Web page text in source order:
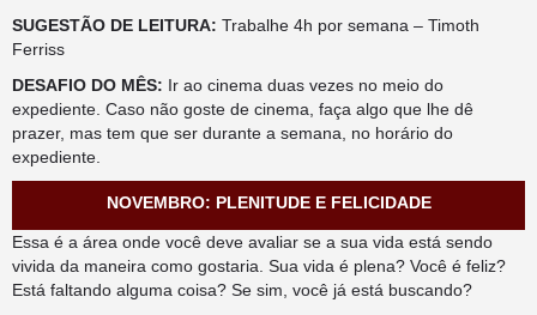
SUGESTÃO DE LEITURA: Trabalhe 4h por semana – Timoth
Ferriss
DESAFIO DO MÊS: Ir ao cinema duas vezes no meio do
expediente. Caso não goste de cinema, faça algo que lhe dê
prazer, mas tem que ser durante a semana, no horário do
expediente.
NOVEMBRO: PLENITUDE E FELICIDADE
Essa é a área onde você deve avaliar se a sua vida está sendo
vivida da maneira como gostaria. Sua vida é plena? Você é feliz?
Está faltando alguma coisa? Se sim, você já está buscando?